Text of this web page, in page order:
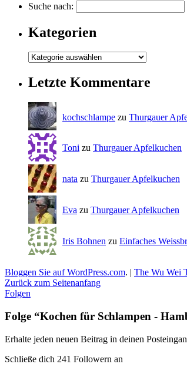
Suche nach:
Kategorien
Letzte Kommentare
kochschlampe zu Thurgauer
Toni zu Thurgauer Apfelkuchen
nata zu Thurgauer Apfelkuchen
Eva zu Thurgauer Apfelkuchen
Iris Bohnen zu Einfaches
Bloggen Sie auf WordPress.com. | The Wu Wei
Zurück zum Seitenanfang
Folgen
Folge “Kochen für Schlampen -
Erhalte jeden neuen Beitrag in deinen
Schließe dich 241 Followern an